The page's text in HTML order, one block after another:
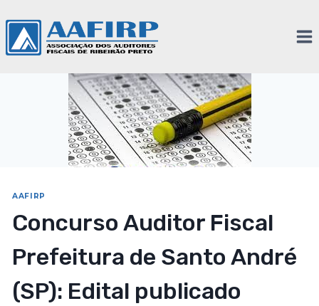
AAFIRP
Concurso Auditor Fiscal
Prefeitura de Santo André
(SP): Edital publicado